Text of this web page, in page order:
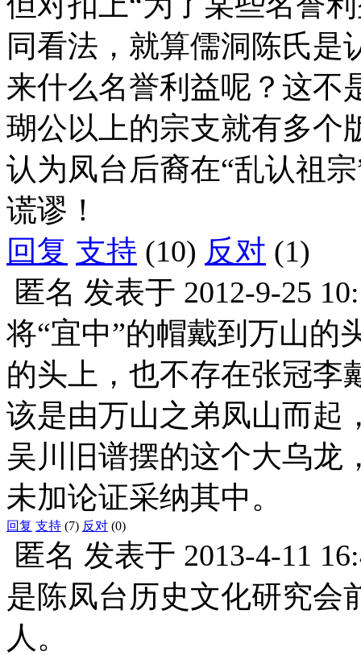
同看法，就算儒洞陈氏是
来什么名誉利益呢？这不
瑚公以上的宗支就有多个
认为凤台后裔在“乱认祖
谎谬！
回复 支持 (10) 反对 (1)
匿名 发表于 2012-9-25
将“宜中”的帽戴到万山的
的头上，也不存在张冠李
该是由万山之弟凤山而起
吴川旧谱摆的这个大乌龙
未加论证采纳其中。
回复 支持 (7) 反对 (0)
匿名 发表于 2013-4-11
是陈凤台历史文化研究会
人。